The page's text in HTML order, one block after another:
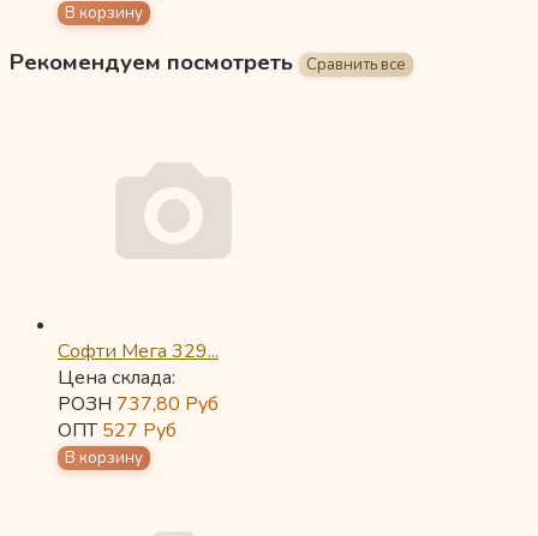
Рекомендуем посмотреть
Софти Мега 329...
Цена склада:
РОЗН 737,80 Руб
ОПТ527 Руб